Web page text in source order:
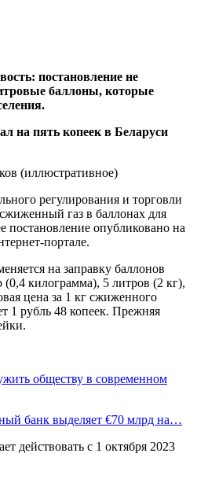
постановление не
баллоны, которые
(иллюстративное)
регулирования и торговли
газ в баллонах для
постановление опубликовано на
портале.
на заправку баллонов
килограмма), 5 литров (2 кг),
цена за 1 кг сжиженного
1 рубль 48 копеек. Прежняя
обществу в современном
банк выделяет €70 млрд на…
действовать с 1 октября 2023